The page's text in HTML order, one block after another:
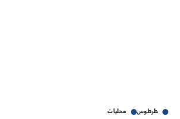
طرطوس محليات